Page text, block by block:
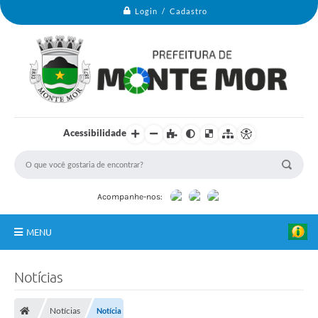
Login / Cadastro
Acessibilidade
Acompanhe-nos:
MENU
Notícias
Notícias Notícia